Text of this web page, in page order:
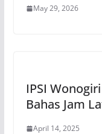
May 29, 2026
IPSI
Bahas Jam
April 14, 2025